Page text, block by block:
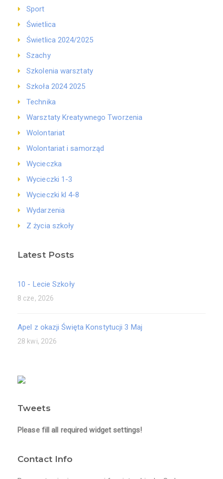
Sport
Świetlica
Świetlica 2024/2025
Szachy
Szkolenia warsztaty
Szkoła 2024 2025
Technika
Warsztaty Kreatywnego Tworzenia
Wolontariat
Wolontariat i samorząd
Wycieczka
Wycieczki 1-3
Wycieczki kl 4-8
Wydarzenia
Z życia szkoły
Latest Posts
10 - Lecie Szkoły
8 cze, 2026
Apel z okazji Święta Konstytucji 3 Maj
28 kwi, 2026
Tweets
Please fill all required widget settings!
Contact Info